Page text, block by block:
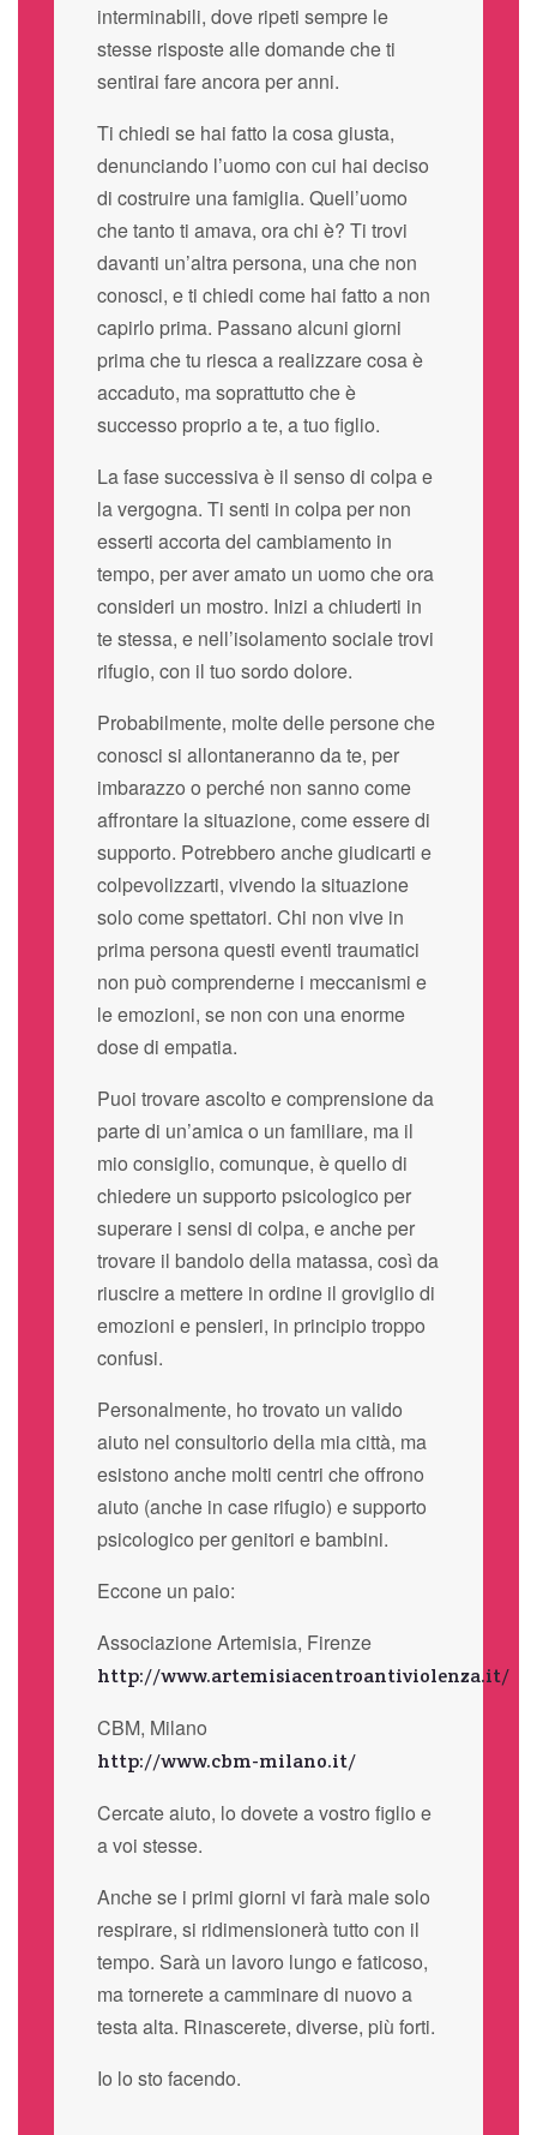
interminabili, dove ripeti sempre le
stesse risposte alle domande che ti
sentirai fare ancora per anni.
Ti chiedi se hai fatto la cosa giusta,
denunciando l’uomo con cui hai deciso
di costruire una famiglia. Quell’uomo
che tanto ti amava, ora chi è? Ti trovi
davanti un’altra persona, una che non
conosci, e ti chiedi come hai fatto a non
capirlo prima. Passano alcuni giorni
prima che tu riesca a realizzare cosa è
accaduto, ma soprattutto che è
successo proprio a te, a tuo figlio.
La fase successiva è il senso di colpa e
la vergogna. Ti senti in colpa per non
esserti accorta del cambiamento in
tempo, per aver amato un uomo che ora
consideri un mostro. Inizi a chiuderti in
te stessa, e nell’isolamento sociale trovi
rifugio, con il tuo sordo dolore.
Probabilmente, molte delle persone che
conosci si allontaneranno da te, per
imbarazzo o perché non sanno come
affrontare la situazione, come essere di
supporto. Potrebbero anche giudicarti e
colpevolizzarti, vivendo la situazione
solo come spettatori. Chi non vive in
prima persona questi eventi traumatici
non può comprenderne i meccanismi e
le emozioni, se non con una enorme
dose di empatia.
Puoi trovare ascolto e comprensione da
parte di un’amica o un familiare, ma il
mio consiglio, comunque, è quello di
chiedere un supporto psicologico per
superare i sensi di colpa, e anche per
trovare il bandolo della matassa, così da
riuscire a mettere in ordine il groviglio di
emozioni e pensieri, in principio troppo
confusi.
Personalmente, ho trovato un valido
aiuto nel consultorio della mia città, ma
esistono anche molti centri che offrono
aiuto (anche in case rifugio) e supporto
psicologico per genitori e bambini.
Eccone un paio:
Associazione Artemisia, Firenze
http://www.artemisiacentroantiviolenza.it/
CBM, Milano
http://www.cbm-milano.it/
Cercate aiuto, lo dovete a vostro figlio e
a voi stesse.
Anche se i primi giorni vi farà male solo
respirare, si ridimensionerà tutto con il
tempo. Sarà un lavoro lungo e faticoso,
ma tornerete a camminare di nuovo a
testa alta. Rinascerete, diverse, più forti.
Io lo sto facendo.